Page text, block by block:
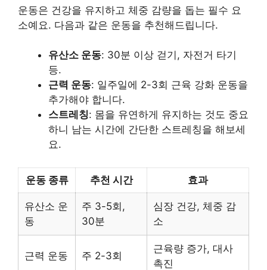
운동은 건강을 유지하고 체중 감량을 돕는 필수 요
소예요. 다음과 같은 운동을 추천해드립니다.
유산소 운동: 30분 이상 걷기, 자전거 타기
등.
근력 운동: 일주일에 2-3회 근육 강화 운동을
추가해야 합니다.
스트레칭: 몸을 유연하게 유지하는 것도 중요
하니 남는 시간에 간단한 스트레칭을 해보세
요.
운동 종류 추천 시간 효과
유산소 운
동
주 3-5회,
30분
심장 건강, 체중 감
소
근력 운동 주 2-3회
근육량 증가, 대사
촉진